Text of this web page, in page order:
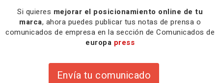
Si quieres mejorar el posicionamiento online de tu
marca, ahora puedes publicar tus notas de prensa o
comunicados de empresa en la sección de Comunicados de
europa press
Envía tu comunicado